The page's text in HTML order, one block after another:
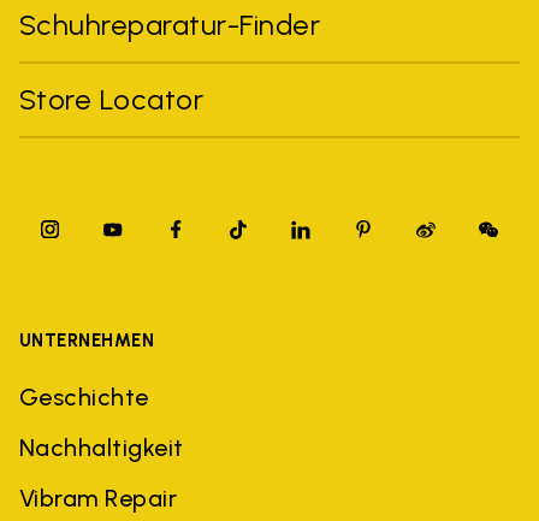
Schuhreparatur-Finder
Store Locator
UNTERNEHMEN
Geschichte
Nachhaltigkeit
Vibram Repair